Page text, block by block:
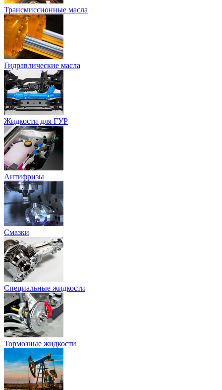
Трансмиссионные масла
Гидравлические масла
Жидкости для ГУР
Антифризы
Смазки
Специальные жидкости
Тормозные жидкости